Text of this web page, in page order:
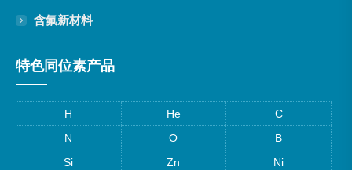
含氟新材料
特色同位素产品
H He
C
N
O
B
Si
Zn
Ni